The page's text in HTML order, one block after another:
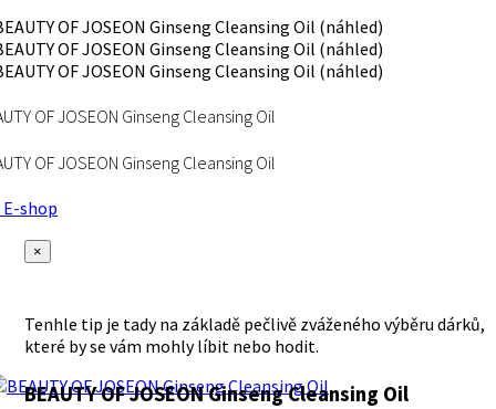
OF JOSEON Ginseng Cleansing Oil
OF JOSEON Ginseng Cleansing Oil
shop
×
Tenhle tip je tady na základě pečlivě zváženého výběru dárků,
které by se vám mohly líbit nebo hodit.
BEAUTY OF JOSEON Ginseng Cleansing Oil